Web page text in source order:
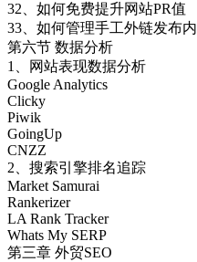
32、如何免费提升网站PR值
33、如何管理手工外链发布内
第六节 数据分析
1、网站表现数据分析
Google Analytics
Clicky
Piwik
GoingUp
CNZZ
2、搜索引擎排名追踪
Market Samurai
Rankerizer
LA Rank Tracker
Whats My SERP
第三章 外贸SEO